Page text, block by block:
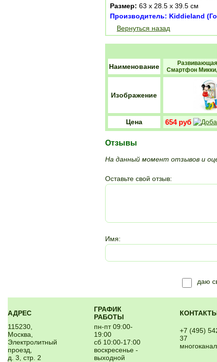
Размер: 63 х 28.5 х 39.5 см
Производитель: Kiddieland
Вернуться назад
Наименование
Смартфон
Изображение
Цена 654 руб
Отзывы
На данный момент отзывов и
Оставьте свой отзыв:
Имя:
даю
АДРЕС
ГРАФИК
РАБОТЫ
115230,
Москва,
Электролитный
проезд,
д. 3, стр. 2
пн-пт 09:00-
19:00
сб 10:00-17:00
воскресенье -
выходной
+7 (495)
37